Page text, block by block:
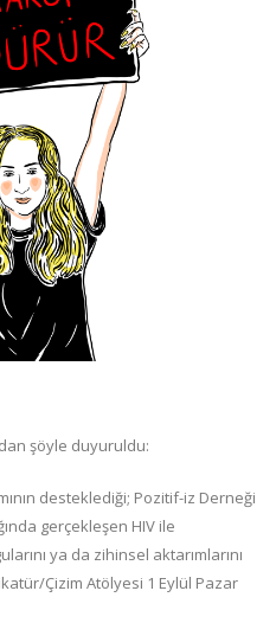
şöyle duyuruldu:
desteklediği; Pozitif-iz Derneği
gerçekleşen HIV ile
ya da zihinsel aktarımlarını
Çizim Atölyesi 1 Eylül Pazar